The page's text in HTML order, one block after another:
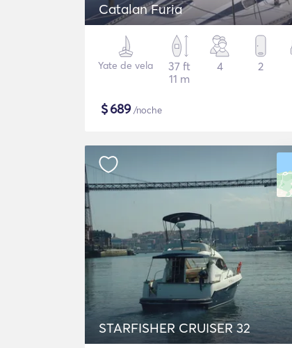
Catalan Furia
Yate de vela
37 ft
11 m
4 2
$689/noche
STARFISHER CRUISER 32